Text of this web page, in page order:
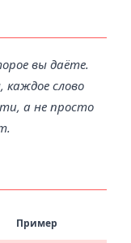
вы даёте.
слово
а не просто
Пример